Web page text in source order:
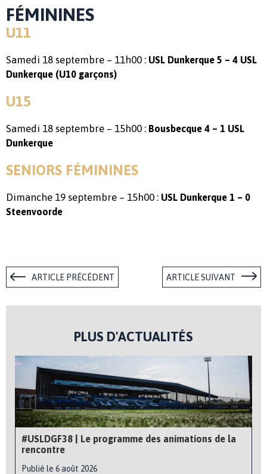
FÉMININES
U11
Samedi 18 septembre – 11h00 : USL Dunkerque 5 – 4 USL
Dunkerque (U10 garçons)
U15
Samedi 18 septembre – 15h00 : Bousbecque 4 – 1 USL
Dunkerque
SENIORS FÉMININES
Dimanche 19 septembre – 15h00 : USL Dunkerque 1 – 0
Steenvoorde
ARTICLE PRÉCÉDENT ARTICLE SUIVANT
PLUS D'ACTUALITÉS
#USLDGF38 | Le programme des animations de la
rencontre
Publié le 6 août 2026